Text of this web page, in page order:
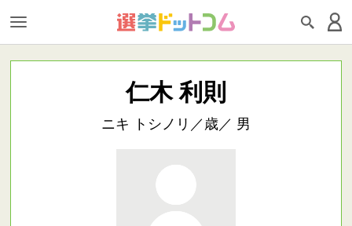
仁木 利則
ニキ トシノリ／歳／ 男